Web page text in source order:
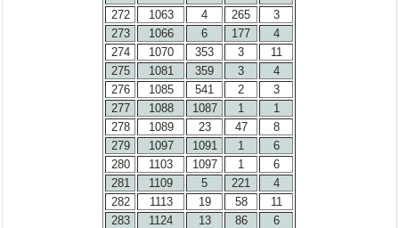
272
1063 4 265
3
273
1066 6 177
4
274
1070 353 3
11
275
1081 359 3
4
276
1085 541 2
3
277
1088 1087 1
1
278
1089 23 47
8
279
1097 1091 1
6
280
1103 1097 1
6
281
1109 5 221
4
282
1113 19 58
11
283
1124 13 86
6